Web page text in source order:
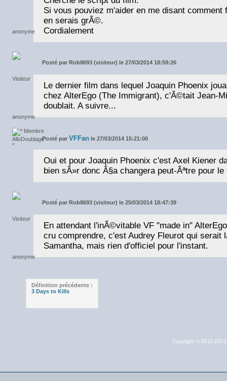
Si vous pouviez m'aider en me disant comment
en serais grÃ©.
Cordialement
Posté par Rob8693 (visiteur) le 27/03/2014 18:59:26
Le dernier film dans lequel Joaquin Phoenix
chez AlterEgo (The Immigrant), c'Ã©tait Jean-
doublait. A suivre...
Posté par VFFan le 27/03/2014 15:21:00
Oui et pour Joaquin Phoenix c'est Axel Kiener
bien sÃ»r donc Ã§a changera peut-Ãªtre pour le
Posté par Rob8693 (visiteur) le 25/03/2014 18:47:39
En attendant l'inÃ©vitable VF "made in"
cru comprendre, c'est Audrey Fleurot qui serait
Samantha, mais rien d'officiel pour l'instant.
Définition précédente :
3 Days to Kills
Copyright © 2011-